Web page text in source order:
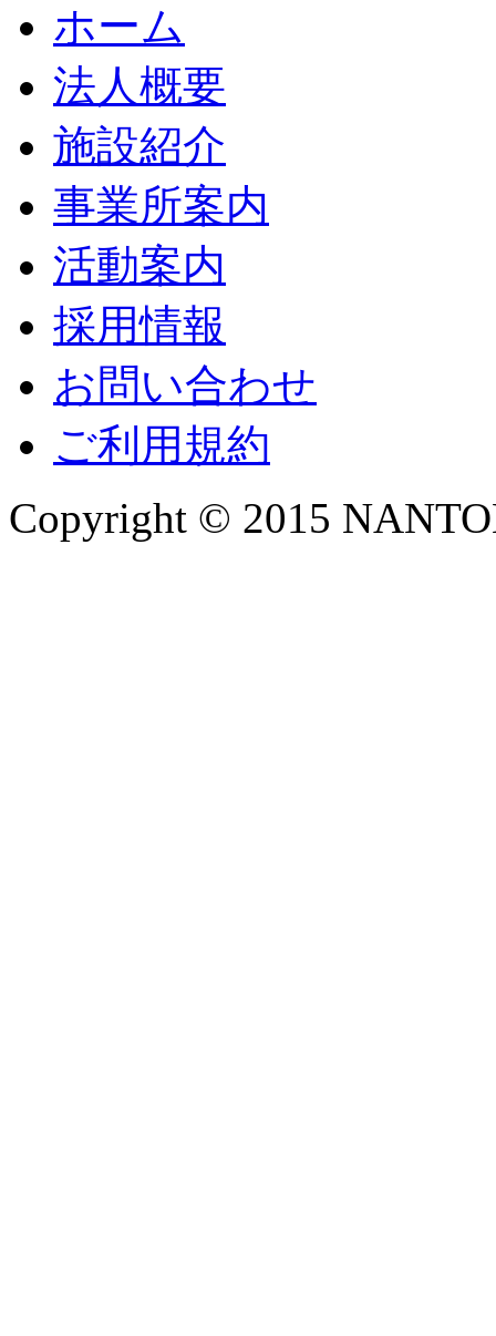
ホーム
法人概要
施設紹介
事業所案内
活動案内
採用情報
お問い合わせ
ご利用規約
Copyright © 2015